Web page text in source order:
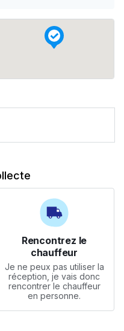
Rencontrez le
chauffeur
Je ne peux pas utiliser la
réception, je vais donc
rencontrer le chauffeur
en personne.